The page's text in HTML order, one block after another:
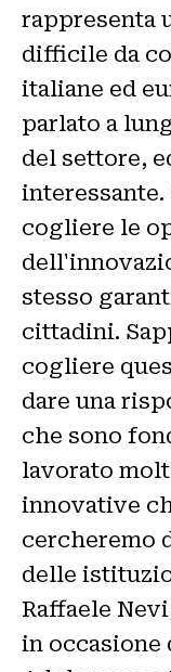
rappresenta
difficile da
italiane ed
parlato a
del settore,
cogliere le
stesso
cittadini.
cogliere
dare una
che sono
lavorato
innovative
cercheremo
delle
Raffaele
in occasione